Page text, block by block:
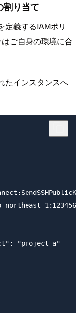
割り当て
定義するIAMポリ
ご自身の環境に合
たインスタンスへ
northeast-
"project-a"